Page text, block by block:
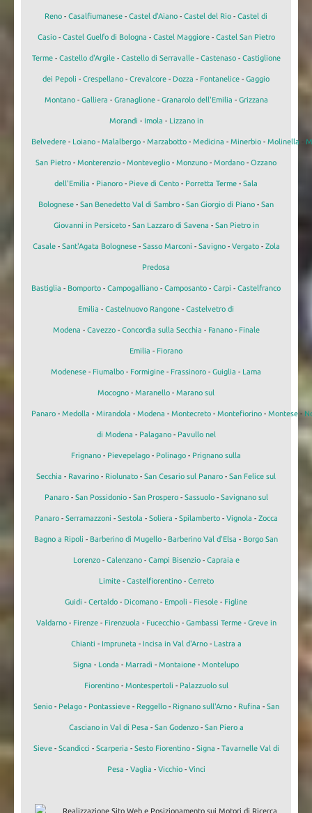
Reno - Casalfiumanese - Castel d'Aiano - Castel del Rio - Castel di
Casio- Castel Guelfo di Bologna - Castel Maggiore- Castel San Pietro
Terme- Castello d'Argile- Castello di Serravalle- Castenaso- Castiglione
dei Pepoli - Crespellano - Crevalcore - Dozza - Fontanelice - Gaggio
Montano- Galliera - Granaglione- Granarolo dell'Emilia - Grizzana
Morandi - Imola - Lizzano in
Belvedere - Loiano - Malalbergo - Marzabotto - Medicina - Minerbio - Molinella -
San Pietro - Monterenzio - Monteveglio - Monzuno - Mordano - Ozzano
dell'Emilia - Pianoro - Pieve di Cento - Porretta Terme - Sala
Bolognese - San Benedetto Val di Sambro - San Giorgio di Piano - San
Giovanni in Persiceto- San Lazzaro di Savena - San Pietro in
Casale- Sant'Agata Bolognese- Sasso Marconi - Savigno- Vergato- Zola
Predosa
Bastiglia - Bomporto - Campogalliano - Camposanto - Carpi - Castelfranco
Emilia - Castelnuovo Rangone - Castelvetro di
Modena - Cavezzo- Concordia sulla Secchia - Fanano- Finale
Emilia - Fiorano
Modenese - Fiumalbo - Formigine - Frassinoro - Guiglia - Lama
Mocogno - Maranello - Marano sul
Panaro - Medolla - Mirandola - Modena - Montecreto - Montefiorino - Montese -
di Modena - Palagano- Pavullo nel
Frignano - Pievepelago - Polinago - Prignano sulla
Secchia - Ravarino - Riolunato - San Cesario sul Panaro - San Felice sul
Panaro- San Possidonio- San Prospero- Sassuolo- Savignano sul
Panaro- Serramazzoni - Sestola - Soliera - Spilamberto- Vignola - Zocca
Bagno a Ripoli - Barberino di Mugello - Barberino Val d'Elsa - Borgo San
Lorenzo- Calenzano- Campi Bisenzio- Capraia e
Limite- Castelfiorentino- Cerreto
Guidi - Certaldo - Dicomano - Empoli - Fiesole - Figline
Valdarno- Firenze- Firenzuola - Fucecchio- Gambassi Terme- Greve in
Chianti - Impruneta - Incisa in Val d'Arno- Lastra a
Signa - Londa - Marradi - Montaione - Montelupo
Fiorentino- Montespertoli - Palazzuolo sul
Senio- Pelago- Pontassieve- Reggello- Rignano sull'Arno- Rufina - San
Casciano in Val di Pesa - San Godenzo- San Piero a
Sieve- Scandicci - Scarperia - Sesto Fiorentino- Signa - Tavarnelle Val di
Pesa - Vaglia - Vicchio- Vinci
Realizzazione Sito Web e Posizionamento sui Motori di Ricerca